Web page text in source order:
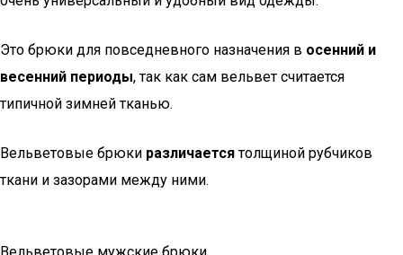
Это брюки для повседневного назначения в осенний и
весенний периоды, так как сам вельвет считается
типичной зимней тканью.
Вельветовые брюки различаетсятолщиной рубчиков
ткани и зазорами между ними.